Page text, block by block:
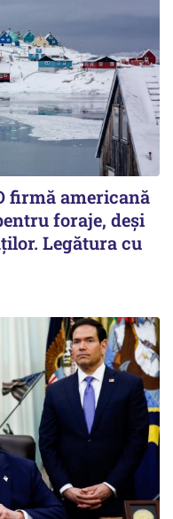
firmă americană
foraje, deși
Legătura cu